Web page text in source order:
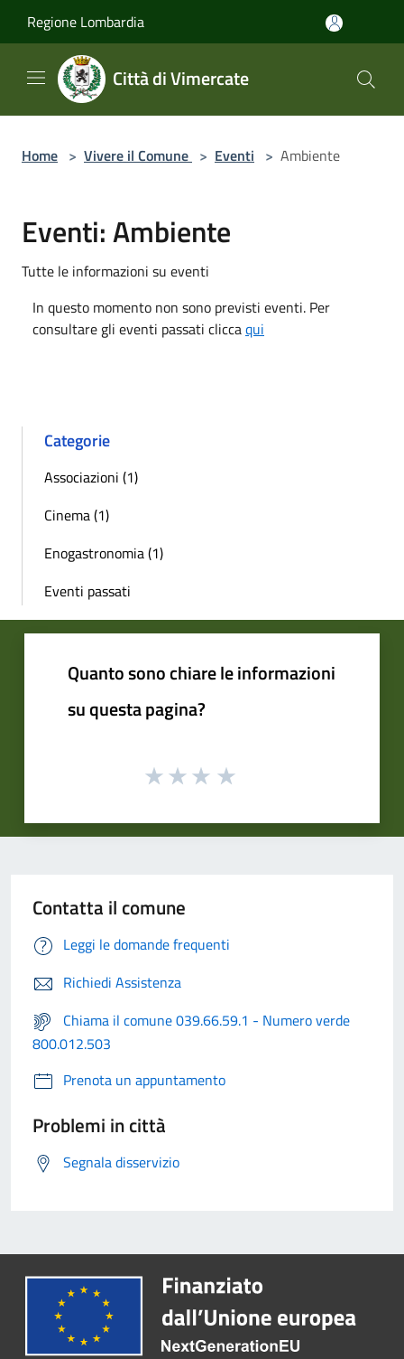
Regione Lombardia
Città di Vimercate
Home > Vivere il Comune > Eventi > Ambiente
Eventi: Ambiente
Tutte le informazioni su eventi
In questo momento non sono previsti eventi. Per
consultare gli eventi passati cliccaqui
Categorie
Associazioni (1)
Cinema (1)
Enogastronomia (1)
Eventi passati
Quanto sono chiare le informazioni
su questa pagina?
Contatta il comune
Leggi le domande frequenti
Richiedi Assistenza
Chiama il comune 039.66.59.1 - Numero verde
800.012.503
Prenota un appuntamento
Problemi in città
Segnala disservizio